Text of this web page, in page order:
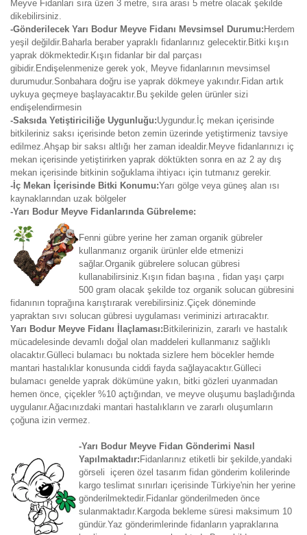
Meyve Fidanları sıra üzeri 3 metre, sıra arası 5 metre olacak şekilde
dikebilirsiniz.
-Gönderilecek Yarı Bodur Meyve Fidanı Mevsimsel Durumu: Herdem
yeşil değildir.Baharla beraber yapraklı fidanlarınız gelecektir.Bitki kışın
yaprak dökmektedir.Kışın fidanlar bir dal parçası
gibidir.Endişelenmenize gerek yok, Meyve fidanlarının mevsimsel
durumudur.Sonbahara doğru ise yaprak dökmeye yakındır.Fidan artık
uykuya geçmeye başlayacaktır.Bu şekilde gelen ürünler sizi
endişelendirmesin
-Saksıda Yetiştiriciliğe Uygunluğu:Uygundur.İç mekan içerisinde
bitkileriniz saksı içerisinde beton zemin üzerinde yetiştirmeniz tavsiye
edilmez.Ahşap bir saksı altlığı her zaman idealdir.Meyve fidanlarınızı iç
mekan içerisinde yetiştirirken yaprak döktükten sonra en az 2 ay dış
mekan içerisinde bitkinin soğuklama ihtiyacı için tutmanız gerekir.
-İç Mekan İçerisinde Bitki Konumu:Yarı gölge veya güneş alan ısı
kaynaklarından uzak bölgeler
-Yarı Bodur Meyve Fidanlarında Gübreleme:
Fenni gübre yerine her zaman organik gübreler
kullanmanız organik ürünler elde etmenizi
sağlar.Organik gübrelere solucan gübresi
kullanabilirsiniz.Kışın fidan başına , fidan yaşı çarpı
500 gram olacak şekilde toz organik solucan gübresini
fidanının toprağına karıştırarak verebilirsiniz.Çiçek döneminde
yapraktan sıvı solucan gübresi uygulaması veriminizi artıracaktır.
Yarı Bodur Meyve Fidanı İlaçlaması: Bitkilerinizin, zararlı ve hastalık
mücadelesinde devamlı doğal olan maddeleri kullanmanız sağlıklı
olacaktır.Gülleci bulamacı bu noktada sizlere hem böcekler hemde
mantari hastalıklar konusunda ciddi fayda sağlayacaktır.Gülleci
bulamacı genelde yaprak dökümüne yakın, bitki gözleri uyanmadan
hemen önce, çiçekler %10 açtığından, ve meyve oluşumu başladığında
uygulanır.Ağacınızdaki mantari hastalıkların ve zararlı oluşumların
çoğuna izin vermez.
-Yarı Bodur Meyve Fidan Gönderimi Nasıl
Yapılmaktadır: Fidanlarınız etiketli bir şekilde,yandaki
görseli içeren özel tasarım fidan gönderim kolilerinde
kargo teslimat sınırları içerisinde Türkiye'nin her yerine
gönderilmektedir.Fidanlar gönderilmeden önce
sulanmaktadır.Kargoda bekleme süresi maksimum 10
gündür.Yaz gönderimlerinde fidanların yapraklarına